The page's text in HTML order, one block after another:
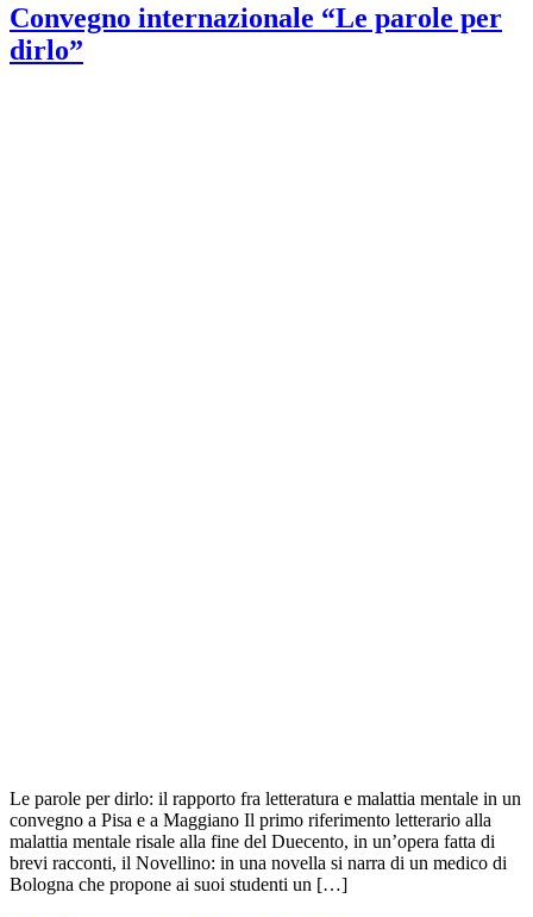
Convegno internazionale “Le parole per
dirlo”
Le parole per dirlo: il rapporto fra letteratura e malattia mentale in un
convegno a Pisa e a Maggiano Il primo riferimento letterario alla
malattia mentale risale alla fine del Duecento, in un’opera fatta di
brevi racconti, il Novellino: in una novella si narra di un medico di
Bologna che propone ai suoi studenti un […]